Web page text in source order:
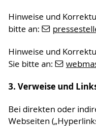
Hinweise und
bitte an:
Hinweise und
Sie bitte an:
3. Verweise und
Bei direkten oder
Webseiten